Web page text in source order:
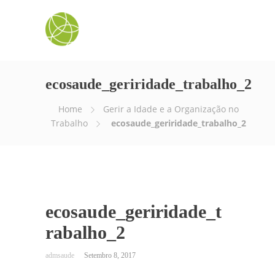
ecosaude_geriridade_trabalho_2
Home
Gerir a Idade e a Organização no
Trabalho
ecosaude_geriridade_trabalho_2
ecosaude_geriridade_t
rabalho_2
Setembro 8, 2017